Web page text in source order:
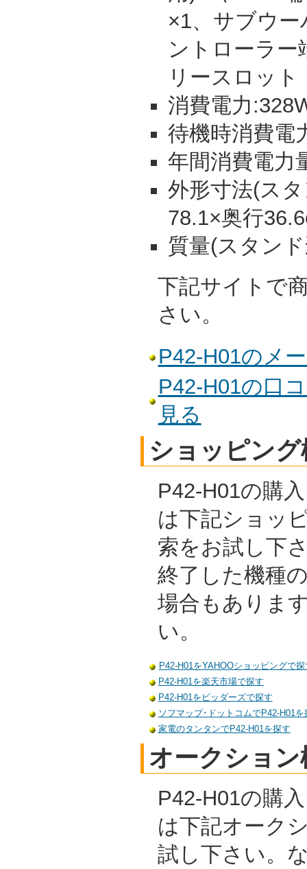
×1、サブウ
ントローラー
リースロット
消費電力
待機時消費電
年間消費電力
外形寸法(ス
78.1×奥行
質量(スタン
下記サイトで
さい。
P42-H01のメ
P42-H01の口
見る
ショッピング
P42-H01の購
は下記ショッ
索をお試し下
終了した機種
場合もありま
い。
P42-H01をYAHOOショッピングで探
P42-H01を楽天市場で探す
P42-H01をビッダーズで探す
ソフマップ･ドットコムでP42-H01を
家電のタンタンでP42-H01を探す
オークション
P42-H01の購
は下記オーク
試し下さい。